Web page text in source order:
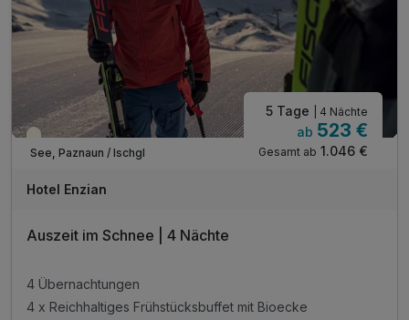
Saisonal verfügbar
See, Paznaun / Ischgl
5 Tage | 4 Nächte
ab 523 €
Gesamt ab 1.046 €
Hotel Enzian
Auszeit im Schnee | 4 Nächte
4 Übernachtungen
4 x Reichhaltiges Frühstücksbuffet mit Bioecke